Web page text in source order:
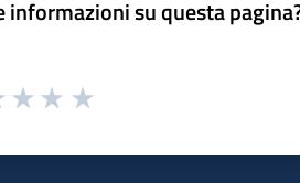
informazioni su questa